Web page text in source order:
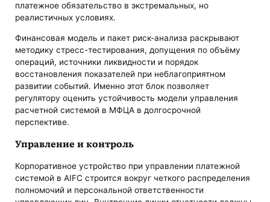
платежное обязательство в экстремальных, но
реалистичных условиях.
Финансовая модель и пакет риск-анализа раскрывают
методику стресс-тестирования, допущения по объёму
операций, источники ликвидности и порядок
восстановления показателей при неблагоприятном
развитии событий. Именно этот блок позволяет
регулятору оценить устойчивость модели управления
расчетной системой в МФЦА в долгосрочной
перспективе.
Управление и контроль
Корпоративное устройство при управлении платежной
системой в AIFC строится вокруг четкого распределения
полномочий и персональной ответственности